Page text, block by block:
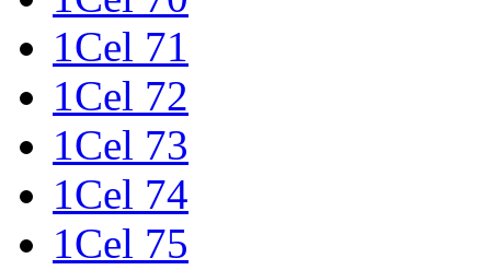
1Cel 71
1Cel 72
1Cel 73
1Cel 74
1Cel 75